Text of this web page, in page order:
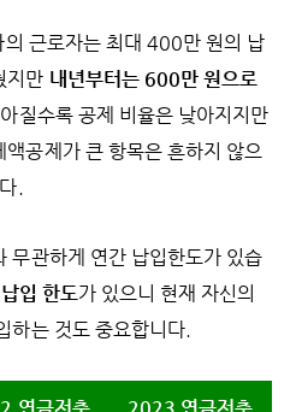
근로자는 최대 400만 원의 납
지만 내년부터는 600만 원으로
질수록 공제 비율은 낮아지지만
공제가 큰 항목은 흔하지 않으
.
무관하게 연간 납입한도가 있습
입 한도가 있으니 현재 자신의
하는 것도 중요합니다.